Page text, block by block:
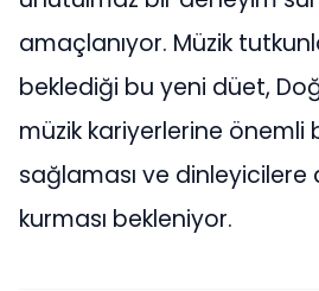
amaçlanıyor. Müzik
beklediği bu yeni düet,
müzik kariyerlerine önemli
sağlaması ve
kurması bekleniyor.